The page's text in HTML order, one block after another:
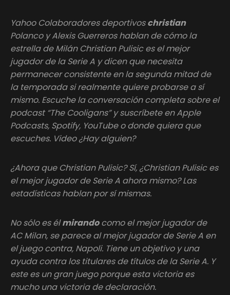
Yahoo Colaboradores deportivoschristian
Polanco y Alexis Guerreros hablan de cómo la
estrella de Milán Christian Pulisic es el mejor
jugador de la Serie A y dicen que necesita
permanecer consistente en la segunda mitad de
la temporada si realmente quiere probarse a sí
mismo. Escuche la conversación completa sobre el
podcast “The Cooligans” y suscríbete en Apple
Podcasts, Spotify, YouTube o donde quiera que
escuches. Video ¿Hay alguien?
¿Ahora que Christian Pulisic? Sí, ¿Christian Pulisic es
el mejor jugador de Serie A ahora mismo? Las
estadísticas hablan por sí mismas.
No sólo es élmirandocomo el mejor jugador de
AC Milan, se parece al mejor jugador de Serie A en
el juego contra, Napoli. Tiene un objetivo y una
ayuda contra los titulares de títulos de la Serie A. Y
este es un gran juego porque esta victoria es
mucho una victoria de declaración.